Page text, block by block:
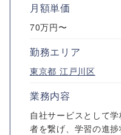
月額単価
70万円〜
勤務エリア
東京都 江戸川区
業務内容
自社サービスとして
者を繋げ、学習の進